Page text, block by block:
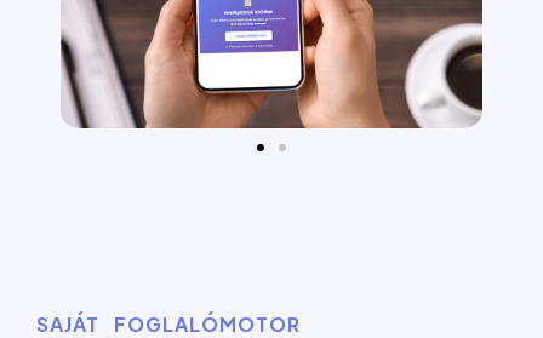
SAJÁT FOGLALÓMOTOR